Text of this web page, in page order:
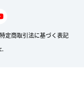
特定商取引法に基づく表記